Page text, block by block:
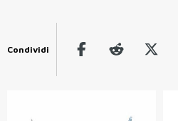
Condividi